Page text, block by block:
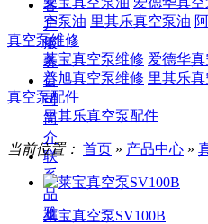
客
户
服
务
公
司
简
介
联
系
品
雅
空泵油 里其乐真空泵油
真空泵维修
莱宝真空泵维修 爱德华
普旭真空泵维修 里其乐
真空泵配件
里其乐真空泵配件
当前位置： 首页 » 产品中心 »
莱宝真空泵SV100B